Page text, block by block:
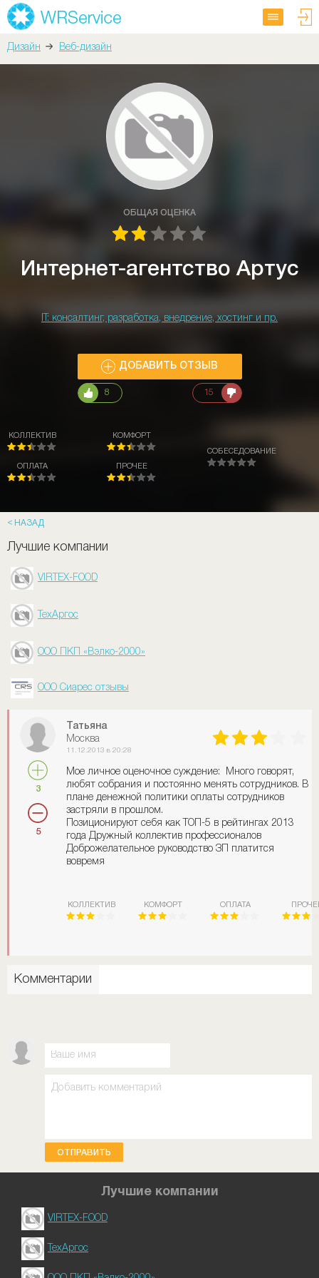
Дизайн Веб-дизайн
ОБЩАЯ ОЦЕНКА
Интернет-агентство Артус
IT: консалтинг, разработка, внедрение, хостинг и пр.
ДОБАВИТЬ ОТЗЫВ
8 15
КОЛЛЕКТИВ
ОПЛАТА
КОМФОРТ
ПРОЧЕЕ
СОБЕСЕДОВАНИЕ
НАЗАД
Лучшие компании
VIRTEX-FOOD
ТехАргос
ООО ПКП «Вэлко-2000»
ООО Сиарес отзывы
3
5
Татьяна
Москва
11.12.2013 в 20:28
Мое личное оценочное суждение: Много говорят,
любят собрания и постоянно менять сотрудников. В
плане денежной политики оплаты сотрудников
застряли в прошлом.
Позиционируют себя как ТОП-5 в рейтингах 2013
года Дружный коллектив профессионалов
Доброжелательное руководство ЗП платится
вовремя
КОЛЛЕКТИВ КОМФОРТ ОПЛАТА
Комментарии
ОТПРАВИТЬ
Лучшие компании
VIRTEX-FOOD
ТехАргос